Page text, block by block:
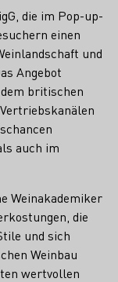
die im Pop-up-
einen
und
Angebot
britischen
auch im
Weinakademiker
die
und sich
Weinbau
wertvollen